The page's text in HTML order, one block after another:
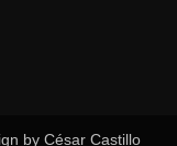
by César Castillo